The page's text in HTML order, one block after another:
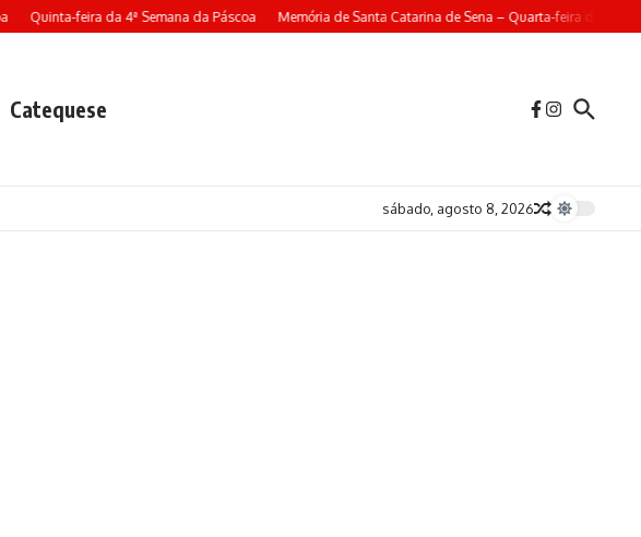
Quinta-feira da 4ª Semana da Páscoa Memória de Santa Catarina de Sena – Quarta-feira da 4ª
Catequese
sábado, agosto 8, 2026